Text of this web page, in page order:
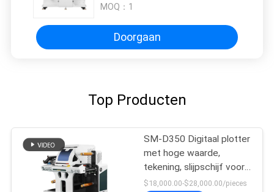
MOQ： 1
Doorgaan
Top Producten
SM-D350 Digitaal plotter
met hoge waarde,
tekening, slijpschijf voor
het snijden van etiketten
$18,000.00-$28,000.00/pieces